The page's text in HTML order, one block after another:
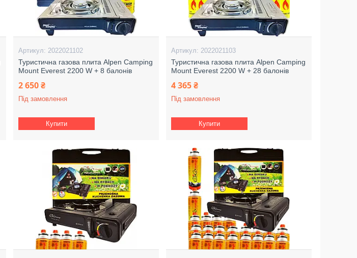
2022021102
Туристична газова плита Alpen Camping
Mount Everest 2200 W + 8 балонів
2 650 ₴
Під замовлення
Купити
2022021103
Туристична газова плита Alpen Camping
Mount Everest 2200 W + 28 балонів
4 365 ₴
Під замовлення
Купити